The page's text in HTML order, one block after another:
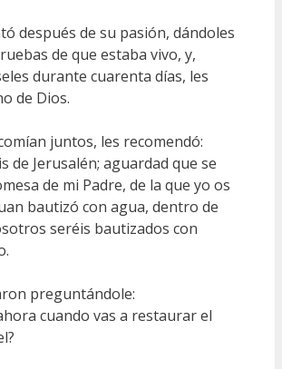
después de su pasión, dándoles
de que estaba vivo, y,
durante cuarenta días, les
de Dios.
juntos, les recomendó:
de Jerusalén; aguardad que se
de mi Padre, de la que yo os
bautizó con agua, dentro de
seréis bautizados con
preguntándole:
cuando vas a restaurar el